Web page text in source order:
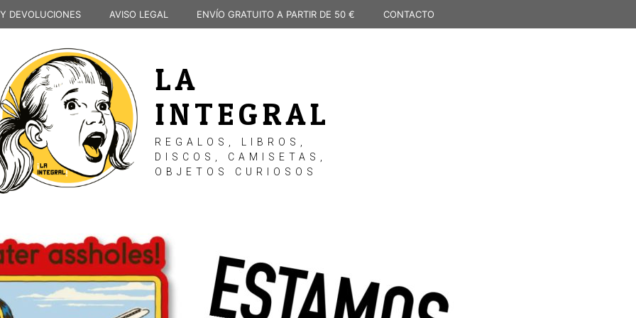
DEVOLUCIONES AVISO LEGAL ENVÍO GRATUITO A PARTIR DE 50 € CONTACTO
LA
INTEGRAL
REGALOS, LIBROS,
DISCOS, CAMISETAS,
OBJETOS CURIOSOS